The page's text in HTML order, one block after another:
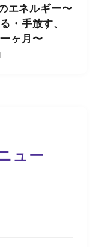
エネルギー〜
・手放す、
ヶ月〜
ュー